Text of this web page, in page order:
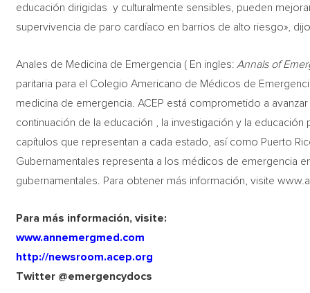
educación dirigidas y culturalmente sensibles, pueden
supervivencia de paro cardíaco en barrios de alto riesgo»,
Anales de Medicina de Emergencia ( En ingles: Annals of
paritaria para el Colegio Americano de Médicos de
medicina de emergencia. ACEP está comprometido a
continuación de la educación , la investigación y la educación
capítulos que representan a cada estado, así como Puerto
Gubernamentales representa a los médicos de emergencia
gubernamentales. Para obtener más información, visite
Para más información, visite:
www.annemergmed.com
http://newsroom.acep.org
Twitter @emergencydocs